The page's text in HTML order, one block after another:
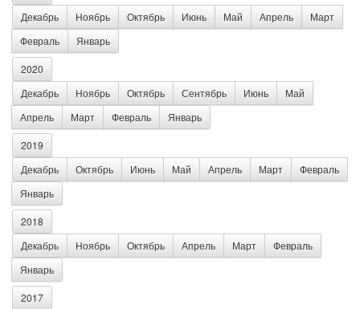
Декабрь
Ноябрь Октябрь Июнь Май Апрель
Март
Февраль
Январь
2020
Декабрь
Ноябрь Октябрь Сентябрь Июнь
Май
Апрель
Март Февраль Январь
2019
Декабрь
Октябрь Июнь Май Апрель Март
Февраль
Январь
2018
Декабрь
Ноябрь Октябрь Апрель Март
Февраль
Январь
2017